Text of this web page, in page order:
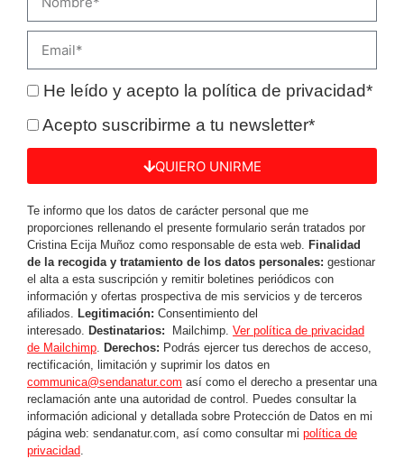
He leído y acepto la política de privacidad*
Acepto suscribirme a tu newsletter*
QUIERO UNIRME
Te informo que los datos de carácter personal que me
proporciones rellenando el presente formulario serán tratados por
Cristina Ecija Muñoz como responsable de esta web. Finalidad
de la recogida y tratamiento de los datos personales: gestionar
el alta a esta suscripción y remitir boletines periódicos con
información y ofertas prospectiva de mis servicios y de terceros
afiliados. Legitimación: Consentimiento del
interesado. Destinatarios: Mailchimp. Ver política de privacidad
de Mailchimp. Derechos: Podrás ejercer tus derechos de acceso,
rectificación, limitación y suprimir los datos en
communica@sendanatur.com así como el derecho a presentar una
reclamación ante una autoridad de control. Puedes consultar la
información adicional y detallada sobre Protección de Datos en mi
página web: sendanatur.com, así como consultar mi política de
privacidad.